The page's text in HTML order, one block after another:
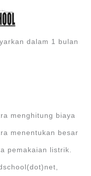
dalam 1 bulan
menghitung biaya
menentukan besar
pemakaian listrik.